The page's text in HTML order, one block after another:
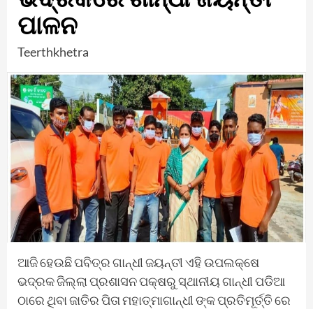
ପାଳନ
Teerthkhetra
ଆଜି ହେଉଛି ପବିତ୍ର ଗାନ୍ଧୀ ଜୟନ୍ତୀ ଏହି ଉପଲକ୍ଷେ
ଭଦ୍ରକ ଜିଲ୍ଲା ପ୍ରଶାସନ ପକ୍ଷରୁ ସ୍ଥାନୀୟ ଗାନ୍ଧୀ ପଡିଆ
ଠାରେ ଥିବା ଜାତିର ପିତା ମହାତ୍ମାଗାନ୍ଧୀ ଙ୍କ ପ୍ରତିମୂର୍ତ୍ତି ରେ